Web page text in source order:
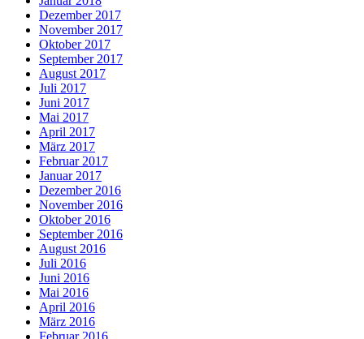
Dezember 2017
November 2017
Oktober 2017
September 2017
August 2017
Juli 2017
Juni 2017
Mai 2017
April 2017
März 2017
Februar 2017
Januar 2017
Dezember 2016
November 2016
Oktober 2016
September 2016
August 2016
Juli 2016
Juni 2016
Mai 2016
April 2016
März 2016
Februar 2016